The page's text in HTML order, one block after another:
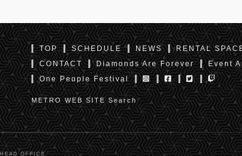
TOP SCHEDULE NEWS RENTAL
CONTACT
Diamonds Are Forever Event
One People Festival
METRO WEB SITE Search
HEAD OFFICE